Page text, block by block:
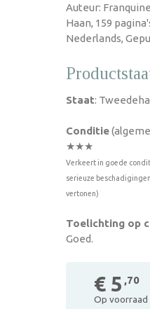
Auteur:
Haan, 159
Nederlands,
Staat:
Conditie
★★★
Verkeert in goede
serieuze
vertonen)
Toelichting op
Goed.
€ 5 ,70
Op voorraad